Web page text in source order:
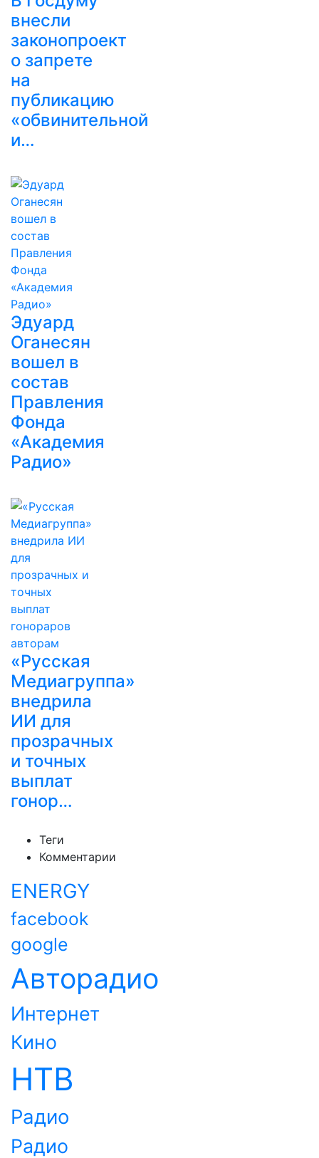
внесли
законопроект
о запрете
на
публикацию
«обвинительной
и…
Эдуард
Оганесян
вошел в
состав
Правления
Фонда
«Академия
Радио»
«Русская
Медиагруппа»
внедрила
ИИ для
прозрачных
и точных
выплат
гонор…
Теги
Комментарии
ENERGY
facebook
google
Авторадио
Интернет
Кино
НТВ
Радио
Радио